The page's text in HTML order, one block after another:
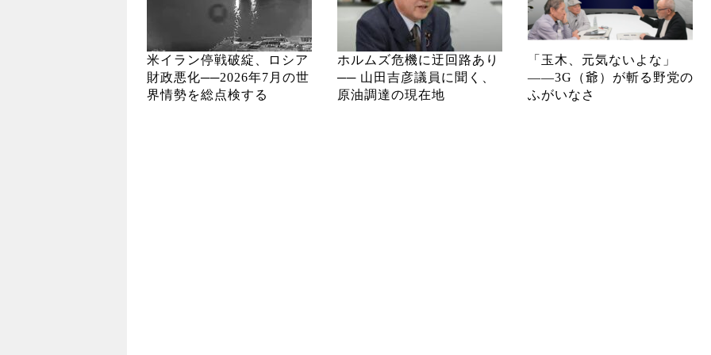
米イラン停戦破綻、ロシア
財政悪化──2026年7月の世
界情勢を総点検する
ホルムズ危機に迂回路あり
── 山田吉彦議員に聞く、
原油調達の現在地
「玉木、元気ないよな」
――3G（爺）が斬る野党の
ふがいなさ